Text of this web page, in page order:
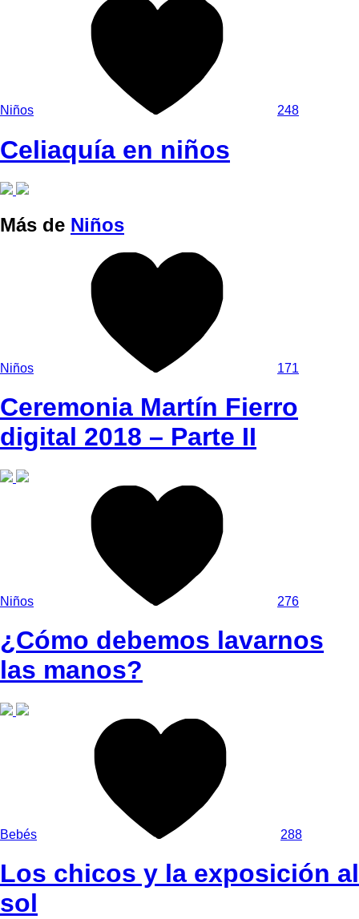
Niños 248
Celiaquía en niños
Más de Niños
Niños 171
Ceremonia Martín Fierro
digital 2018 – Parte II
Niños 276
¿Cómo debemos lavarnos
las manos?
Bebés 288
Los chicos y la exposición al
sol